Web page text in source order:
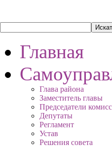
Главная
Глава района
Заместитель главы
Председатели
Депутаты
Регламент
Устав
Решения совета